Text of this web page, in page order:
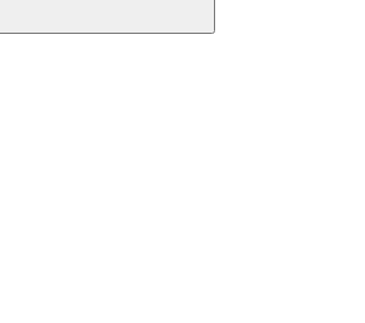
Buscar